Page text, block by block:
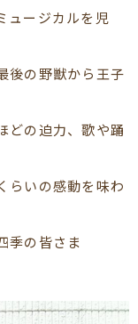
ュージカルを児
後の野獣から王子
どの迫力、歌や踊
らいの感動を味わ
季の皆さま